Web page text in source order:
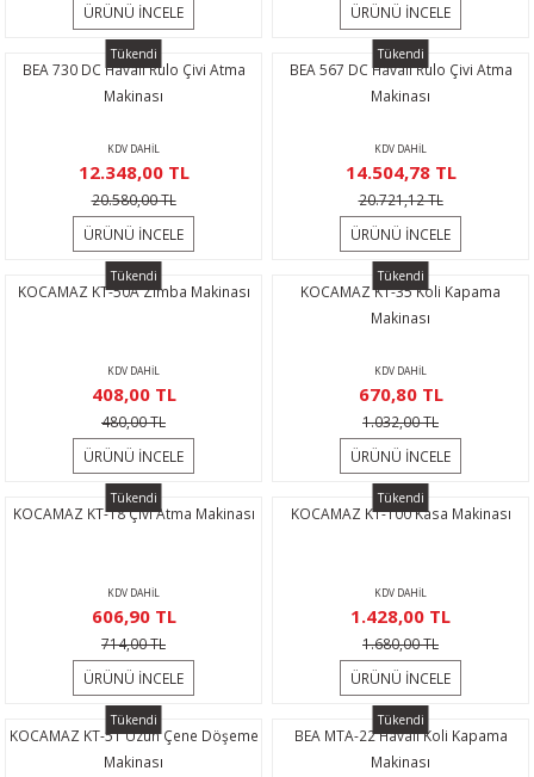
ÜRÜNÜ İNCELE
ÜRÜNÜ İNCELE
Tükendi
BEA 730 DC Havalı Rulo Çivi Atma
Makinası
KDV DAHİL
12.348,00 TL
20.580,00 TL
ÜRÜNÜ İNCELE
Tükendi
BEA 567 DC Havalı Rulo Çivi Atma
Makinası
KDV DAHİL
14.504,78 TL
20.721,12 TL
ÜRÜNÜ İNCELE
Tükendi
KOCAMAZ KT-50A Zımba Makinası
KDV DAHİL
408,00 TL
480,00 TL
ÜRÜNÜ İNCELE
Tükendi
KOCAMAZ KT-35 Koli Kapama
Makinası
KDV DAHİL
670,80 TL
1.032,00 TL
ÜRÜNÜ İNCELE
Tükendi
KOCAMAZ KT-18 Çivi Atma Makinası
KDV DAHİL
606,90 TL
714,00 TL
ÜRÜNÜ İNCELE
Tükendi
KOCAMAZ KT-100 Kasa Makinası
KDV DAHİL
1.428,00 TL
1.680,00 TL
ÜRÜNÜ İNCELE
Tükendi
KOCAMAZ KT-51 Uzun Çene Döşeme
Makinası
Tükendi
BEA MTA-22 Havalı Koli Kapama
Makinası